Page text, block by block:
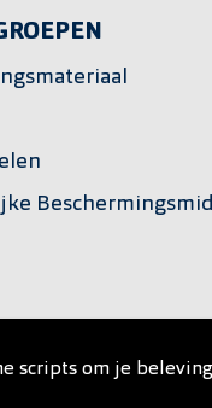
scripts om je